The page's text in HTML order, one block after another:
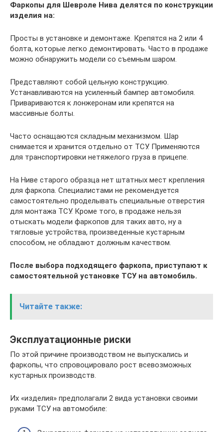
Фаркопы для Шевроле Нива делятся по конструкции
изделия на:
Просты в установке и демонтаже. Крепятся на 2 или 4
болта, которые легко демонтировать. Часто в продаже
можно обнаружить модели со съемным шаром.
Представляют собой цельную конструкцию.
Устанавливаются на усиленный бампер автомобиля.
Привариваются к лонжеронам или крепятся на
массивные болты.
Часто оснащаются складным механизмом. Шар
снимается и хранится отдельно от ТСУ. Применяются
для транспортировки нетяжелого груза в прицепе.
На Ниве старого образца нет штатных мест крепления
для фаркопа. Специалистами не рекомендуется
самостоятельно проделывать специальные отверстия
для монтажа ТСУ. Кроме того, в продаже нельзя
отыскать модели фаркопов для таких авто, ну а
тягловые устройства, произведенные кустарным
способом, не обладают должным качеством.
После выбора подходящего фаркопа, приступают к
самостоятельной установке ТСУ на автомобиль.
Читайте также:
Эксплуатационные риски
По этой причине производством не выпускались и
фаркопы, что спровоцировало рост всевозможных
кустарных производств.
Их «изделия» предполагали 2 вида установки своими
руками ТСУ на автомобиле: